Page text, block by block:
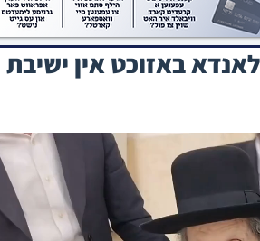
לאנדא באזוכט אין ישיבת